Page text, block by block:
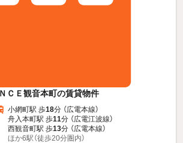
ＣＥ観音本町の賃貸物件
小網町駅 歩18分 （広電本線）
舟入本町駅 歩11分 （広電江波線）
西観音町駅 歩13分 （広電本線）
ほか6駅（徒歩20分圏内）